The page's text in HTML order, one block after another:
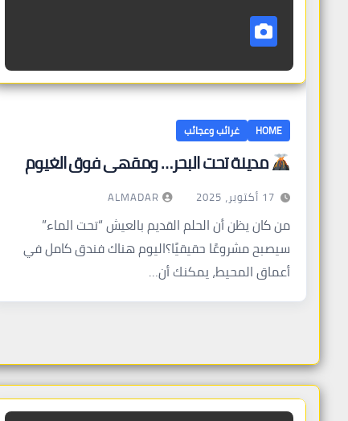
HOME غرائب وعجائب
مدينة تحت البحر… ومقهى فوق الغيوم
17 أكتوبر، 2025 ALMADAR
من كان يظن أن الحلم القديم بالعيش “تحت الماء”
سيصبح مشروعًا حقيقيًا؟اليوم هناك فندق كامل في
أعماق المحيط، يمكنك أن…